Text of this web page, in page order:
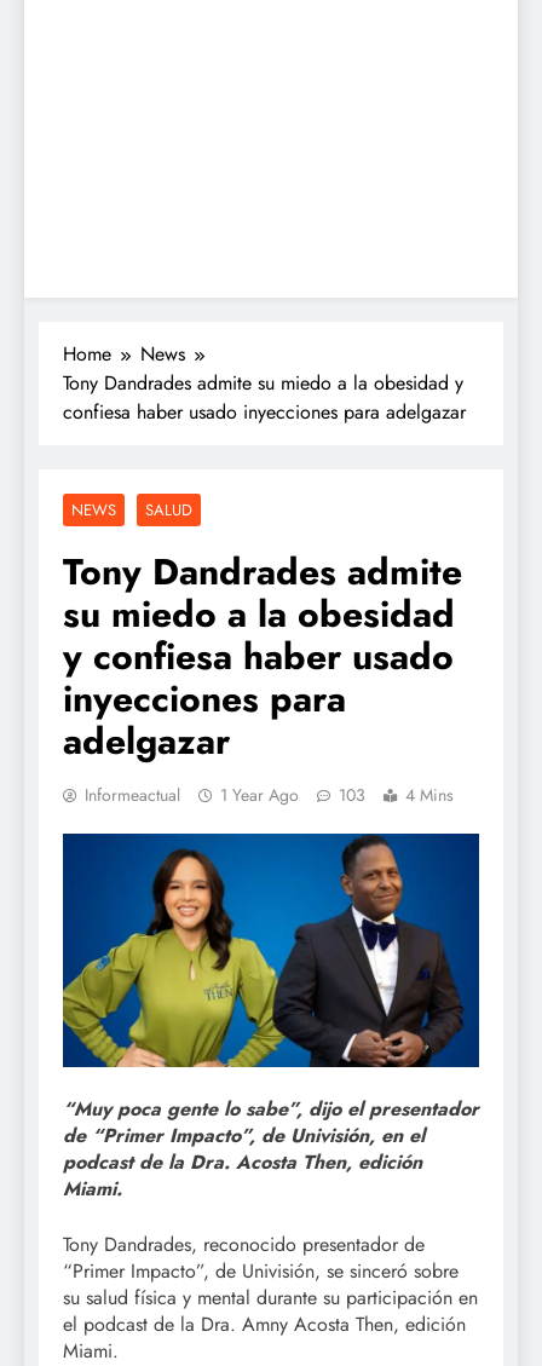
Home
News
Tony Dandrades admite su miedo a la obesidad y
confiesa haber usado inyecciones para adelgazar
NEWS SALUD
Tony Dandrades admite
su miedo a la obesidad
y confiesa haber usado
inyecciones para
adelgazar
Informeactual 1 Year Ago 103 4 Mins
“Muy poca gente lo sabe”, dijo el presentador
de “Primer Impacto”, de Univisión, en el
podcast de la Dra. Acosta Then, edición
Miami.
Tony Dandrades, reconocido presentador de
“Primer Impacto”, de Univisión, se sinceró sobre
su salud física y mental durante su participación en
el podcast de la Dra. Amny Acosta Then, edición
Miami.